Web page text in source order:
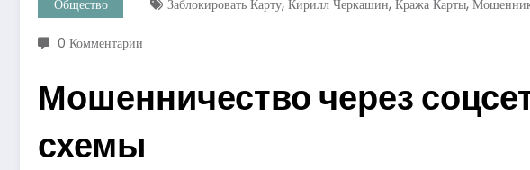
Общество Заблокировать Карту Кирилл Черкашин Кража Карты
0 Комментарии
Мошенничество через
схемы